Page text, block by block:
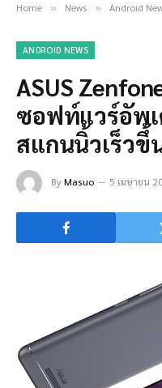
Home » News » Android
ANDROID NEWS
ASUS
ซอฟท์แวร์อัพ
สแกนนิ้วเร็วขึ้
ByMasuo 5 เมษายน